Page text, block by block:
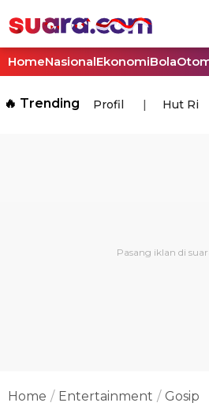
HomeNasionalEkonomiBola
🔥 Trending Profil Hut Ri
Home Entertainment Gosip